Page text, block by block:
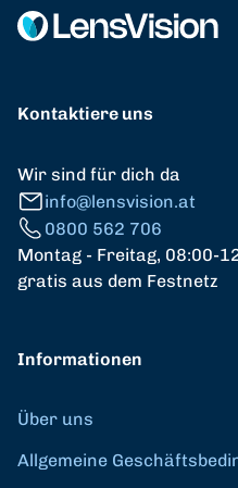
Kontaktiere uns
Wir sind für dich da
info@lensvision.at
0800 562 706
Montag - Freitag, 08:00-
gratis aus dem Festnetz
Informationen
Über uns
Allgemeine